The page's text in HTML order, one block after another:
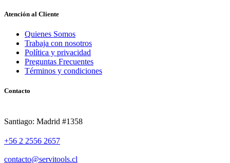
Atención al Cliente
Quienes Somos
Trabaja con nosotros
Política y privacidad
Preguntas Frecuentes
Términos y condiciones
Contacto
Santiago: Madrid #1358
+56 2 2556 2657
contacto@servitools.cl